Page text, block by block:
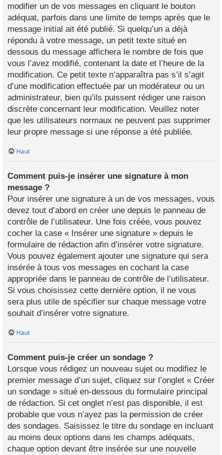
modifier un de vos messages en cliquant le bouton
adéquat, parfois dans une limite de temps après que le
message initial ait été publié. Si quelqu’un a déjà
répondu à votre message, un petit texte situé en
dessous du message affichera le nombre de fois que
vous l’avez modifié, contenant la date et l’heure de la
modification. Ce petit texte n’apparaîtra pas s’il s’agit
d’une modification effectuée par un modérateur ou un
administrateur, bien qu’ils puissent rédiger une raison
discrète concernant leur modification. Veuillez noter
que les utilisateurs normaux ne peuvent pas supprimer
leur propre message si une réponse a été publiée.
Haut
Comment puis-je insérer une signature à mon
message ?
Pour insérer une signature à un de vos messages, vous
devez tout d’abord en créer une depuis le panneau de
contrôle de l’utilisateur. Une fois créée, vous pouvez
cocher la case « Insérer une signature » depuis le
formulaire de rédaction afin d’insérer votre signature.
Vous pouvez également ajouter une signature qui sera
insérée à tous vos messages en cochant la case
appropriée dans le panneau de contrôle de l’utilisateur.
Si vous choisissez cette dernière option, il ne vous
sera plus utile de spécifier sur chaque message votre
souhait d’insérer votre signature.
Haut
Comment puis-je créer un sondage ?
Lorsque vous rédigez un nouveau sujet ou modifiez le
premier message d’un sujet, cliquez sur l’onglet « Créer
un sondage » situé en-dessous du formulaire principal
de rédaction. Si cet onglet n’est pas disponible, il est
probable que vous n’ayez pas la permission de créer
des sondages. Saisissez le titre du sondage en incluant
au moins deux options dans les champs adéquats,
chaque option devant être insérée sur une nouvelle